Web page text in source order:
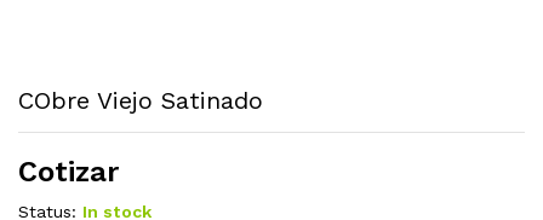
CObre Viejo Satinado
Cotizar
Status: In stock